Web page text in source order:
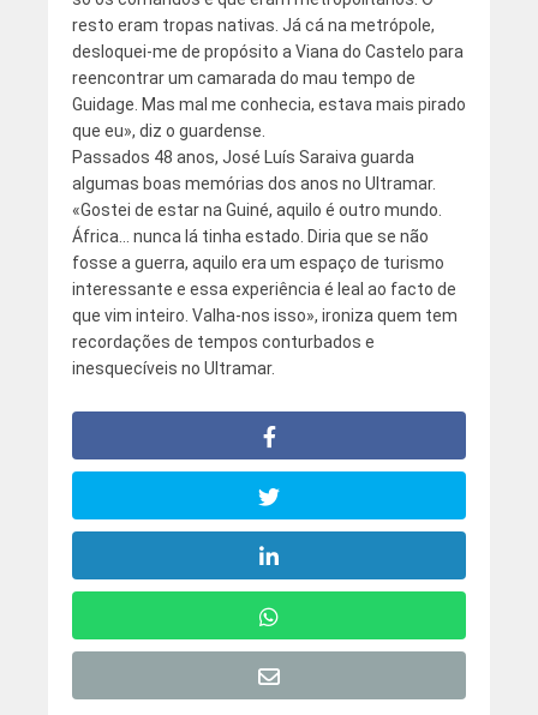
resto eram tropas nativas. Já cá na metrópole,
desloquei-me de propósito a Viana do Castelo para
reencontrar um camarada do mau tempo de
Guidage. Mas mal me conhecia, estava mais pirado
que eu», diz o guardense.
Passados 48 anos, José Luís Saraiva guarda
algumas boas memórias dos anos no Ultramar.
«Gostei de estar na Guiné, aquilo é outro mundo.
África… nunca lá tinha estado. Diria que se não
fosse a guerra, aquilo era um espaço de turismo
interessante e essa experiência é leal ao facto de
que vim inteiro. Valha-nos isso», ironiza quem tem
recordações de tempos conturbados e
inesquecíveis no Ultramar.